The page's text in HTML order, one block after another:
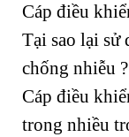
Cáp điều
Tại sao lại sử
chống nhiễu ?
Cáp điều
trong nhiều